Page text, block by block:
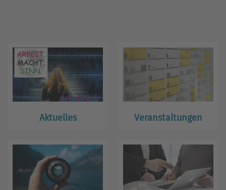
Aktuelles Veranstaltungen